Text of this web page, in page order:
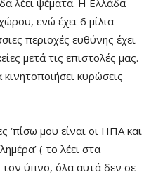
ενώ έχει 6 μίλια
περιοχές ευθύνης έχει
μετά τις επιστολές μας.
κυρώσεις
‘πίσω μου είναι οι ΗΠΑ και
( το λέει στα
τον ύπνο, όλα αυτά δεν σε